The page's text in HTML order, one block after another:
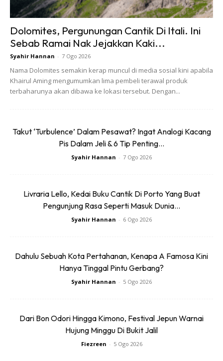
VCR
Anda penggemar kopi? Kafe ini sangat ideal untuk anda
menghabiskan masa pada hujung minggu. Selain
dilengkapi dengan tingkap besarnya yang memberi
Dolomites, Pergunungan Cantik Di Itali. Ini
Sebab Ramai Nak Jejakkan Kaki...
Syahir Hannan - 7 Ogo 2026
Nama Dolomites semakin kerap muncul di media sosial kini apabila
Khairul Aming mengumumkan lima pembeli terawal produk
terbaharunya akan dibawa ke lokasi tersebut. Dengan...
Takut ‘Turbulence’ Dalam Pesawat? Ingat Analogi Kacang
Pis Dalam Jeli & 6 Tip Penting...
Syahir Hannan - 7 Ogo 2026
Livraria Lello, Kedai Buku Cantik Di Porto Yang Buat
Pengunjung Rasa Seperti Masuk Dunia...
Syahir Hannan - 6 Ogo 2026
Dahulu Sebuah Kota Pertahanan, Kenapa A Famosa Kini
Hanya Tinggal Pintu Gerbang?
Syahir Hannan - 5 Ogo 2026
Dari Bon Odori Hingga Kimono, Festival Jepun Warnai
Hujung Minggu Di Bukit Jalil
Fiezreen - 5 Ogo 2026